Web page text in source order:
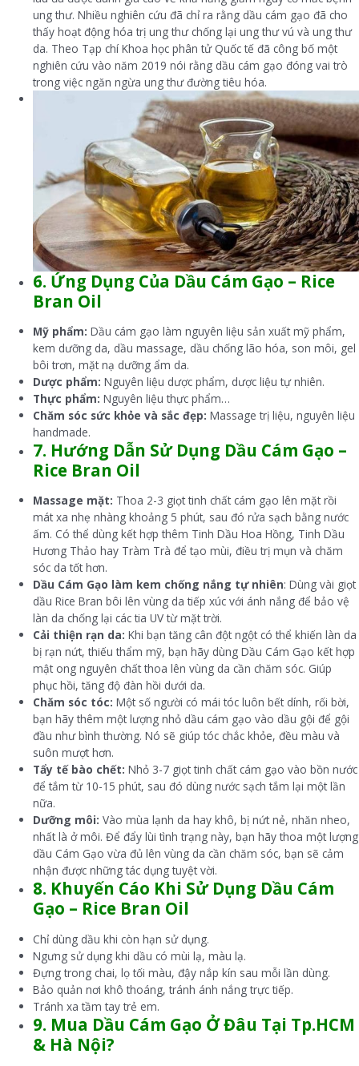
ung thư. Nhiều nghiên cứu đã chỉ ra rằng dầu cám gạo đã cho
thấy hoạt động hóa trị ung thư chống lại ung thư vú và ung thư
da. Theo Tạp chí Khoa học phân tử Quốc tế đã công bố một
nghiên cứu vào năm 2019 nói rằng dầu cám gạo đóng vai trò
trong việc ngăn ngừa ung thư đường tiêu hóa.
6. Ứng Dụng Của Dầu Cám Gạo – Rice
Bran Oil
Mỹ phẩm: Dầu cám gạo làm nguyên liệu sản xuất mỹ phẩm,
kem dưỡng da, dầu massage, dầu chống lão hóa, son môi, gel
bôi trơn, mặt nạ dưỡng ẩm da.
Dược phẩm: Nguyên liệu dược phẩm, dược liệu tự nhiên.
Thực phẩm: Nguyên liệu thực phẩm…
Chăm sóc sức khỏe và sắc đẹp: Massage trị liệu, nguyên liệu
handmade.
7. Hướng Dẫn Sử Dụng Dầu Cám Gạo –
Rice Bran Oil
Massage mặt: Thoa 2-3 giọt tinh chất cám gạo lên mặt rồi
mát xa nhẹ nhàng khoảng 5 phút, sau đó rửa sạch bằng nước
ấm. Có thể dùng kết hợp thêm Tinh Dầu Hoa Hồng, Tinh Dầu
Hương Thảo hay Tràm Trà để tạo mùi, điều trị mụn và chăm
sóc da tốt hơn.
Dầu Cám Gạo làm kem chống nắng tự nhiên: Dùng vài giọt
dầu Rice Bran bôi lên vùng da tiếp xúc với ánh nắng để bảo vệ
làn da chống lại các tia UV từ mặt trời.
Cải thiện rạn da: Khi bạn tăng cân đột ngột có thể khiến làn da
bị rạn nứt, thiếu thẩm mỹ, bạn hãy dùng Dầu Cám Gạo kết hợp
mật ong nguyên chất thoa lên vùng da cần chăm sóc. Giúp
phục hồi, tăng độ đàn hồi dưới da.
Chăm sóc tóc: Một số người có mái tóc luôn bết dính, rối bời,
bạn hãy thêm một lượng nhỏ dầu cám gạo vào dầu gội để gội
đầu như bình thường. Nó sẽ giúp tóc chắc khỏe, đều màu và
suôn mượt hơn.
Tẩy tế bào chết: Nhỏ 3-7 giọt tinh chất cám gạo vào bồn nước
để tắm từ 10-15 phút, sau đó dùng nước sạch tắm lại một lần
nữa.
Dưỡng môi: Vào mùa lạnh da hay khô, bị nứt nẻ, nhăn nheo,
nhất là ở môi. Để đẩy lùi tình trạng này, bạn hãy thoa một lượng
dầu Cám Gạo vừa đủ lên vùng da cần chăm sóc, bạn sẽ cảm
nhận được những tác dụng tuyệt vời.
8. Khuyến Cáo Khi Sử Dụng Dầu Cám
Gạo – Rice Bran Oil
Chỉ dùng dầu khi còn hạn sử dụng.
Ngưng sử dụng khi dầu có mùi lạ, màu lạ.
Đựng trong chai, lọ tối màu, đậy nắp kín sau mỗi lần dùng.
Bảo quản nơi khô thoáng, tránh ánh nắng trực tiếp.
Tránh xa tầm tay trẻ em.
9. Mua Dầu Cám Gạo ỞĐâu Tại Tp.HCM
& Hà Nội?